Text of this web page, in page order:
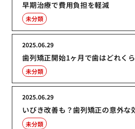
早期治療で費用負担を軽減
未分類
歯列矯正開始1ヶ月で歯はどれく
2025.06.29
未分類
いびき改善も？歯列矯正の意外な
2025.06.29
未分類